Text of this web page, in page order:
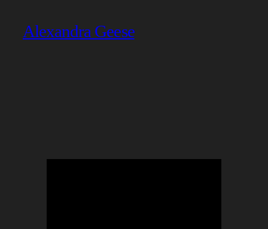
Alexandra Geese